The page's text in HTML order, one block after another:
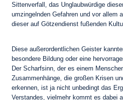
Sittenverfall, das Unglaubwürdige
umzingelnden Gefahren und vor allem
dieser auf Götzendienst fußenden
Diese außerordentlichen Geister
besondere Bildung oder eine
Der Scharfsinn, der es einem
Zusammenhänge, die großen Krisen
erkennen, ist ja nicht unbedingt das
Verstandes, vielmehr kommt es dabei